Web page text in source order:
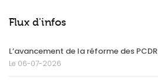
Flux d'infos
L’avancement de la réforme des PCDR
Le 06-07-2026